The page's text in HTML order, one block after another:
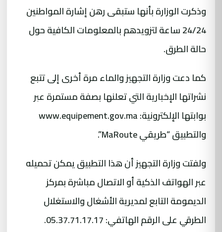
وذكرت الوزارة بأنها ستبقى رهن إشارة المواطنين
24/24 ساعة لتزويدهم بالمعلومات الكافية حول
حالة الطرق.
كما دعت وزارة التجهيز والماء مرة أخرى إلى تتبع
نشراتها الإخبارية التي تعلنها بصفة مستمرة عبر
بوابتها الإلكترونية: www.equipement.gov.ma
والتطبيق “طريقي MaRoute”.
ولفتت وزارة التجهيز أن هذا التطبيق يمكن تحميله
عبر الهواتف الذكية أو الاتصال مباشرة بمركز
الديمومة التابع لمديرية الأشغال والاستغلال
الطرقي على الرقم الهاتفي: 05.37.71.17.17.